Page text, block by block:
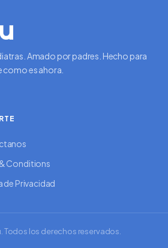
Amado por padres. Hecho para
es ahora.
Conditions
de Privacidad
Todos los derechos reservados.